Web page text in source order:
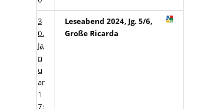
3
0.
Ja
n
u
ar
1
7:
Leseabend 2024, Jg. 5/6,
Große Ricarda